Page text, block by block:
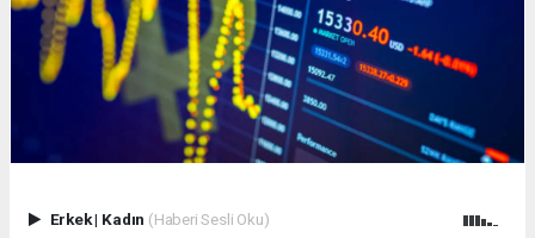
Erkek| Kadın (Haberi Sesli Oku)